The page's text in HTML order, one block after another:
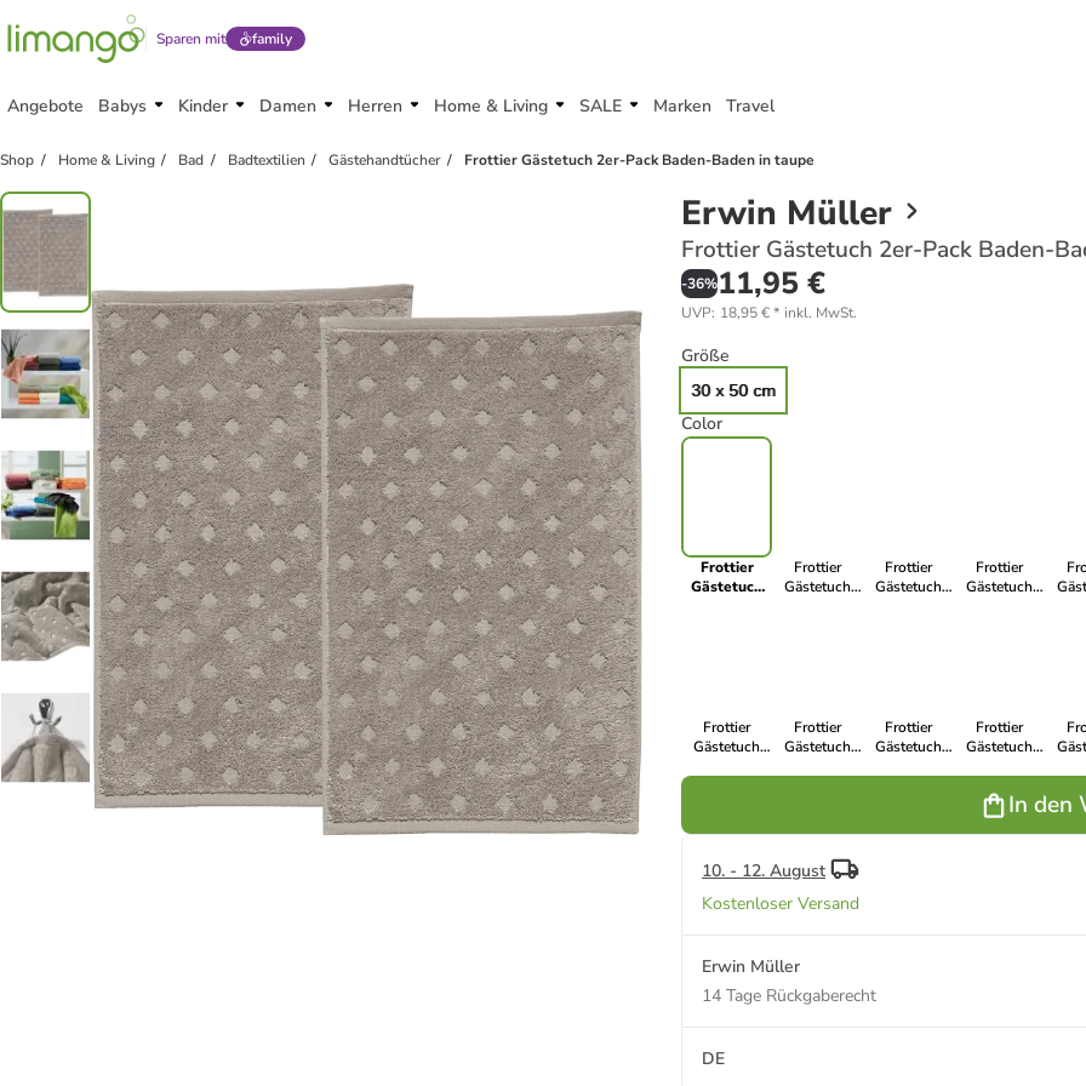
Sparen mit family
Angebote Babys Kinder Damen Herren Home & Living SALE Marken Travel
Shop Home & Living Bad Badtextilien Gästehandtücher Frottier Gästetuch 2er-Pack Baden-Baden in taupe
Erwin Müller
Frottier Gästetuch 2er-Pack Baden-
-36%11,95 €
UVP: 18,95 €* inkl. MwSt.
Größe
30 x 50 cm
Color
Frottier
Gästetuch
Frottier
Gästetuch
Frottier
Gästetuch
Frottier
Gästetuch
Frottier
Gästetuch
Baden-Baden
Frottier
Gästetuch
Frottier
Gästetuch
Frottier
Gästetuch
in jade
in
In den
10. - 12. August
Kostenloser Versand
Erwin Müller
14 Tage Rückgaberecht
DE